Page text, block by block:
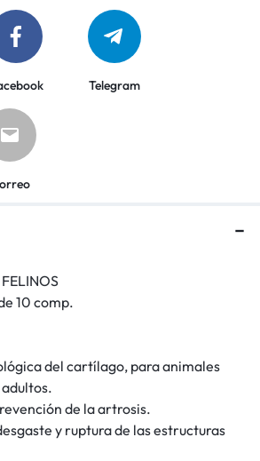
Telegram
10 comp.
del cartílago, para animales
de la artrosis.
y ruptura de las estructuras